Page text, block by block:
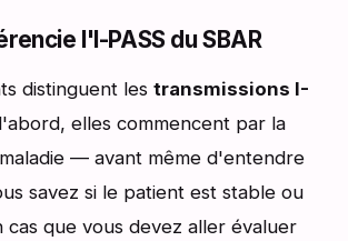
l'I-PASS du SBAR
distinguent les transmissions I-
elles commencent par la
— avant même d'entendre
savez si le patient est stable ou
cas que vous devez aller évaluer